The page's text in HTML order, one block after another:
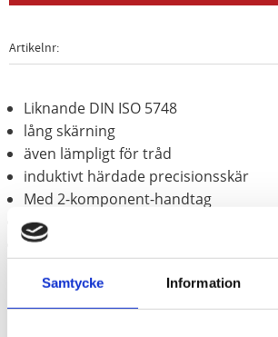
Samtycke Information
Artikelnr
Liknande DIN ISO 5748
lång skärning
även lämpligt för tråd
induktivt härdade precisionsskär
Med 2-komponent-handtag
Matt kromat
Speciellt-verktygsstål